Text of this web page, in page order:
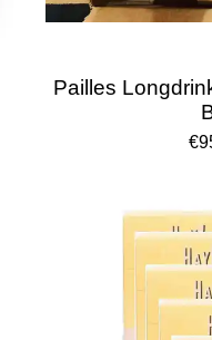
Pailles